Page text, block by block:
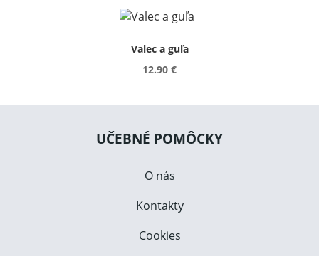
Valec a guľa
12.90 €
UČEBNÉ POMÔCKY
O nás
Kontakty
Cookies